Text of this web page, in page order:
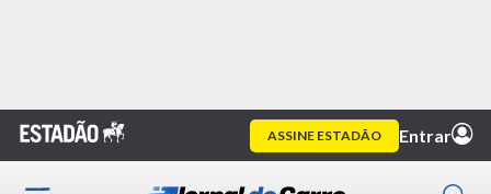
Home Guia de compras Picape
Publicidade